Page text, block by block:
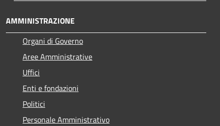
AMMINISTRAZIONE
Organi di Governo
Aree Amministrative
Uffici
Enti e fondazioni
Politici
Personale Amministrativo